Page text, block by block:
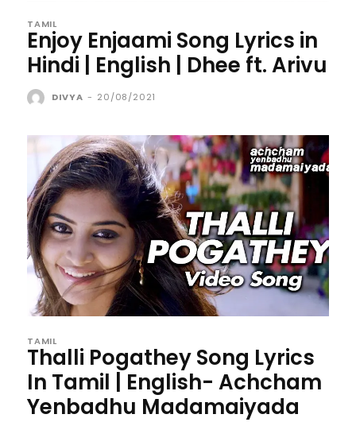
TAMIL
Enjoy Enjaami Song Lyrics in
Hindi | English | Dhee ft. Arivu
DIVYA - 20/08/2021
TAMIL
Thalli Pogathey Song Lyrics
In Tamil | English- Achcham
Yenbadhu Madamaiyada